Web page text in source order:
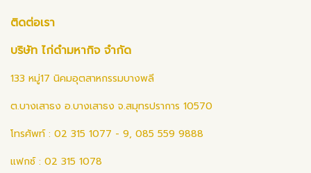
ติดต่อเรา
บริษัท ไก่ดำมหากิจ จำกัด
133 หมู่17 นิคมอุตสาหกรรมบางพลี
ต.บางเสาธง อ.บางเสาธง จ.สมุทรปราการ 10570
โทรศัพท์ : 02 315 1077 - 9, 085 559 9888
แฟกซ์ : 02 315 1078